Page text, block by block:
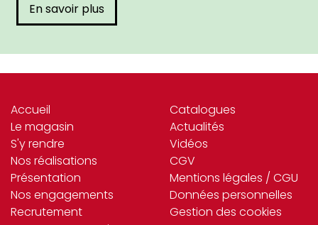
En savoir plus
Accueil
Le magasin
S'y rendre
Nos réalisations
Présentation
Nos engagements
Recrutement
Catalogues
Actualités
Vidéos
CGV
Mentions légales / CGU
Données personnelles
Gestion des cookies